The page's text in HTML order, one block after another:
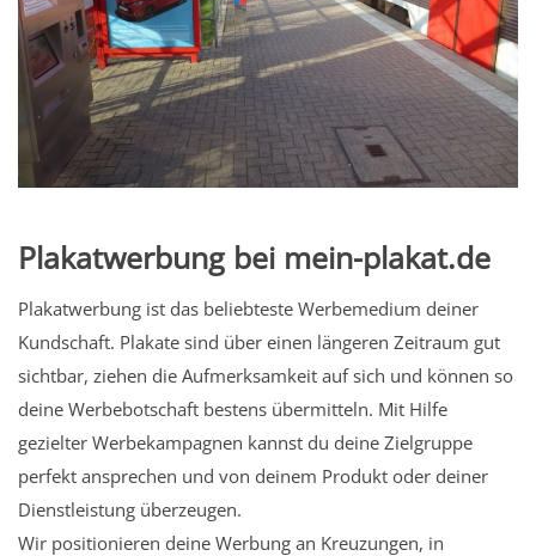
Plakatwerbung bei mein-plakat.de
Plakatwerbung ist das beliebteste Werbemedium deiner
Kundschaft. Plakate sind über einen längeren Zeitraum gut
sichtbar, ziehen die Aufmerksamkeit auf sich und können so
deine Werbebotschaft bestens übermitteln. Mit Hilfe
gezielter Werbekampagnen kannst du deine Zielgruppe
perfekt ansprechen und von deinem Produkt oder deiner
Dienstleistung überzeugen.
Wir positionieren deine Werbung an Kreuzungen, in